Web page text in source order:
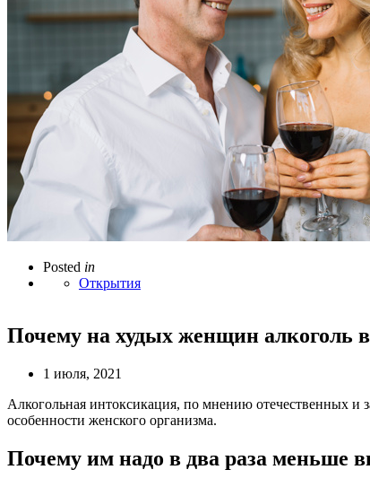
Posted in
Открытия
Почему на худых женщин алкоголь
1 июля, 2021
Алкогольная интоксикация, по мнению отечественных и
особенности женского организма.
Почему им надо в два раза меньше